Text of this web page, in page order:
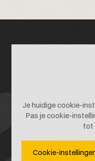
Je huidige cookie-
Pas je cookie-
tot
Cookie-